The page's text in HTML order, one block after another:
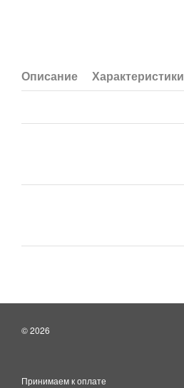
Описание Характеристики
© 2026
Принимаем к оплате